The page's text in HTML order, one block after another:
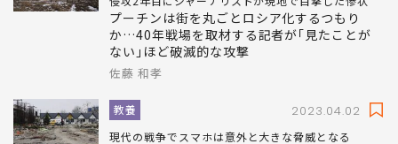
プーチンは街を丸ごとロシア化するつもり
か…40年戦場を取材する記者が｢見たことが
ない｣ほど破滅的な攻撃
佐藤 和孝
教養 2023.04.02
現代の戦争でスマホは意外と大きな脅威となる